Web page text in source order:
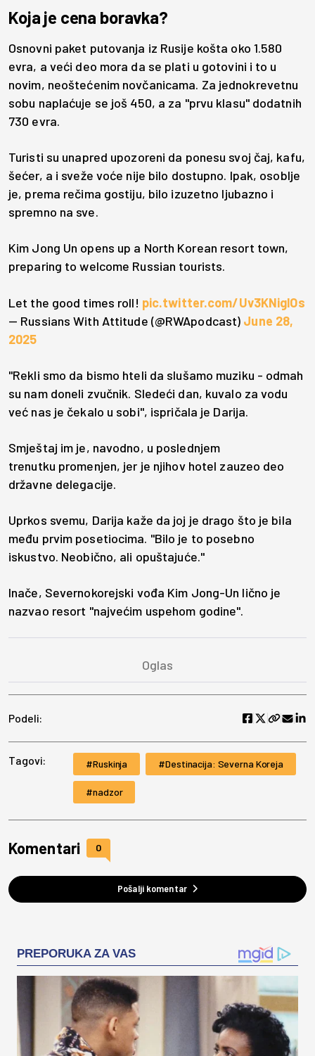
Koja je cena boravka?
Osnovni paket putovanja iz Rusije košta oko 1.580
evra, a veći deo mora da se plati u gotovini i to u
novim, neoštećenim novčanicama. Za jednokrevetnu
sobu naplaćuje se još 450, a za "prvu klasu" dodatnih
730 evra.
Turisti su unapred upozoreni da ponesu svoj čaj, kafu,
šećer, a i sveže voće nije bilo dostupno. Ipak, osoblje
je, prema rečima gostiju, bilo izuzetno ljubazno i
spremno na sve.
Kim Jong Un opens up a North Korean resort town,
preparing to welcome Russian tourists.
Let the good times roll! pic.twitter.com/Uv3KNiglOs
— Russians With Attitude (@RWApodcast) June 28,
2025
"Rekli smo da bismo hteli da slušamo muziku - odmah
su nam doneli zvučnik. Sledeći dan, kuvalo za vodu
već nas je čekalo u sobi", ispričala je Darija.
Smještaj im je, navodno, u poslednjem
trenutku promenjen, jer je njihov hotel zauzeo deo
državne delegacije.
Uprkos svemu, Darija kaže da joj je drago što je bila
među prvim posetiocima. "Bilo je to posebno
iskustvo. Neobično, ali opuštajuće."
Inače, Severnokorejski vođa Kim Jong-Un lično je
nazvao resort "najvećim uspehom godine".
Podeli:
Tagovi: Ruskinja Destinacija: Severna Koreja
nadzor
Komentari 0
Pošalji komentar
PREPORUKA ZA VAS